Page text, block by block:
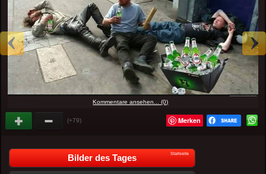
Kommentare ansehen... (0)
(+79) Merken
Bilder des Tages Startseite